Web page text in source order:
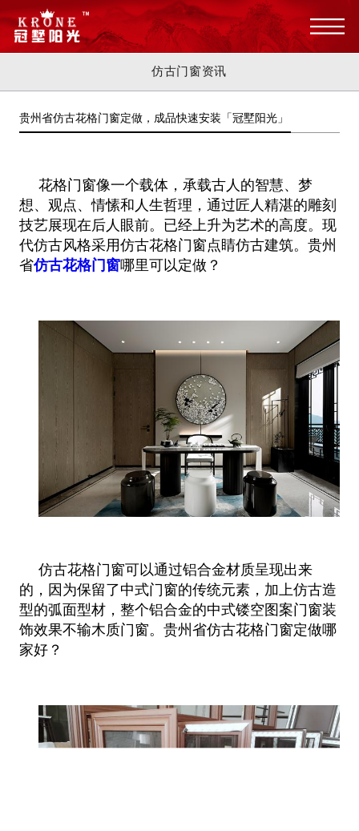
仿古门窗资讯
贵州省仿古花格门窗定做，成品快速安装「冠墅阳光」
花格门窗像一个载体，承载古人的智慧、梦
想、观点、情愫和人生哲理，通过匠人精湛的雕刻
技艺展现在后人眼前。已经上升为艺术的高度。现
代仿古风格采用仿古花格门窗点睛仿古建筑。贵州
省仿古花格门窗哪里可以定做？
仿古花格门窗可以通过铝合金材质呈现出来
的，因为保留了中式门窗的传统元素，加上仿古造
型的弧面型材，整个铝合金的中式镂空图案门窗装
饰效果不输木质门窗。贵州省仿古花格门窗定做哪
家好？